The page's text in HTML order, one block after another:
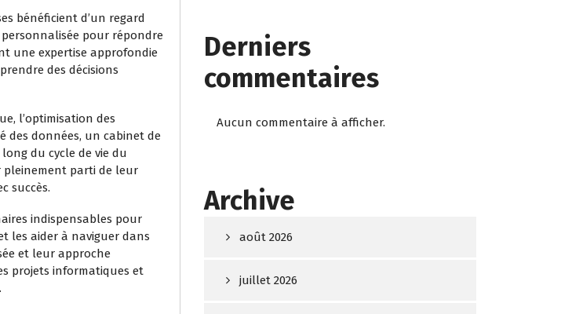
bénéficient d’un regard
pour répondre
une expertise approfondie
des décisions
l’optimisation des
des données, un cabinet de
du cycle de vie du
pleinement parti de leur
succès.
indispensables pour
les aider à naviguer dans
et leur approche
projets informatiques et
Derniers
commentaires
Aucun commentaire à afficher.
Archive
août 2026
juillet 2026